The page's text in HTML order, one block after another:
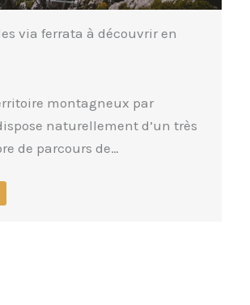
Grand Bisse d’Ayent : randonnée du lac
Voici une randonnée où on ne fait que
descendre : elle n’est pas belle la…